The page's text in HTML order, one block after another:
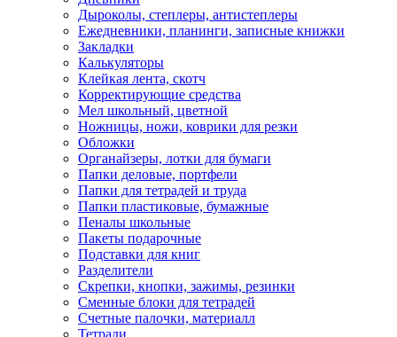
Дыроколы, степлеры, антистеплеры
Ежедневники, планинги, записные книжки
Закладки
Калькуляторы
Клейкая лента, скотч
Корректирующие средства
Мел школьный, цветной
Ножницы, ножи, коврики для резки
Обложки
Органайзеры, лотки для бумаги
Папки деловые, портфели
Папки для тетрадей и труда
Папки пластиковые, бумажные
Пеналы школьные
Пакеты подарочные
Подставки для книг
Разделители
Скрепки, кнопки, зажимы, резинки
Сменные блоки для тетрадей
Счетные палочки, материалл
Тетради